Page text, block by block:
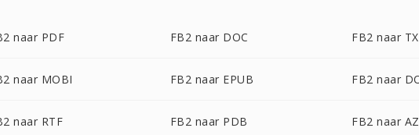
naar PDF FB2 naar DOC FB2 naar
naar MOBI FB2 naar EPUB FB2 naar
naar RTF FB2 naar PDB FB2 naar